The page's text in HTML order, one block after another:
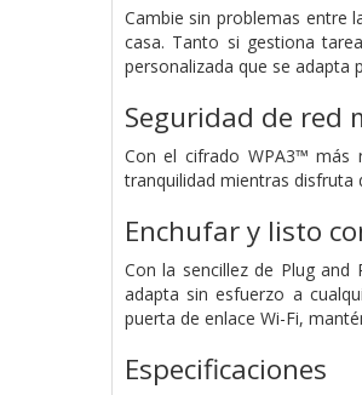
Cambie sin problemas entre
casa. Tanto si gestiona
personalizada que se adapta
Seguridad de red
Con el cifrado WPA3™ más
tranquilidad mientras disfruta
Enchufar y listo
Con la sencillez de Plug and
adapta sin esfuerzo a
puerta de enlace Wi-Fi,
Especificaciones